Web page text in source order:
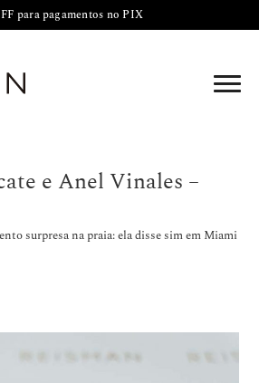
para pagamentos no PIX
e Anel Vinales –
surpresa na praia: ela disse sim em Miami